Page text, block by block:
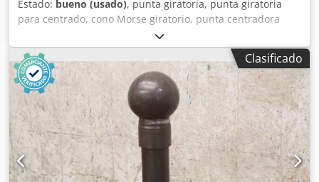
Estado: bueno (usado), punta giratoria, punta giratoria
para centrado, cono Morse giratorio, punta centradora
giratoria, punta giratoria para torno, punta centradora,
cono centrador Credpfxsrlpn Ao Akkof - Fabricante:
Bruckner, punta centradora giratoria (cono centrador) -
Tipo: lamentablemente sin denominación de tipo - Cono:
MK5 - Punta centradora: Ø 60 mm - Dimensiones: Ø 120 x
315 mm - Peso: 9,6 kg
Clasificado